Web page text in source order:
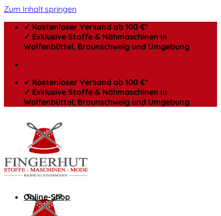
Zum Inhalt springen
✓ Kostenloser Versand ab 100 €*
✓ Exklusive Stoffe & Nähmaschinen in
Wolfenbüttel, Braunschweig und Umgebung
✓ Kostenloser Versand ab 100 €*
✓ Exklusive Stoffe & Nähmaschinen in
Wolfenbüttel, Braunschweig und Umgebung
Online-Shop